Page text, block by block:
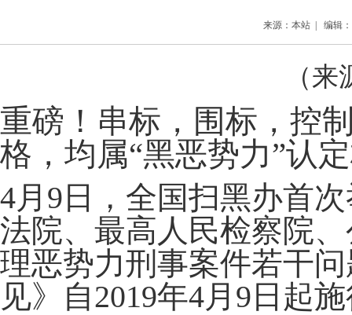
来源：本站 | 编辑
（
重磅！串标，围标，控
格，均属“黑恶势力”认
4月9日，全国扫黑办首
法院、最高人民检察院
理恶势力刑事案件若干
见》自2019年4月9日起